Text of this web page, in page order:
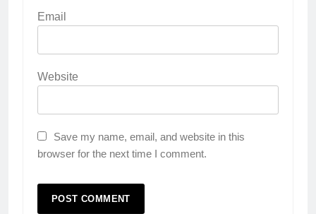
Email
Website
Save my name, email, and website in this
browser for the next time I comment.